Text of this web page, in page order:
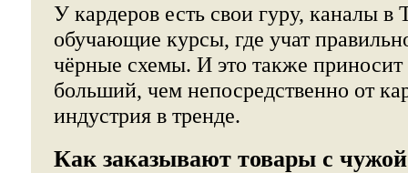
У кардеров есть свои гуру, каналы в
обучающие курсы, где учат
чёрные схемы. И это также приносит
больший, чем непосредственно от
индустрия в тренде.
Как заказывают товары с